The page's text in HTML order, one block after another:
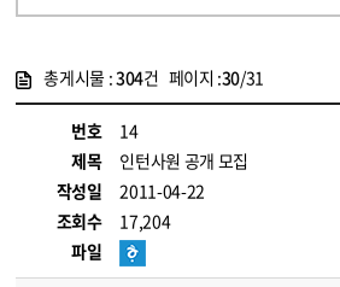
총게시물 :304건 페이지 :30/31
번호
14
제목
인턴사원 공개 모집
작성일
2011-04-22
조회수
17,204
파일